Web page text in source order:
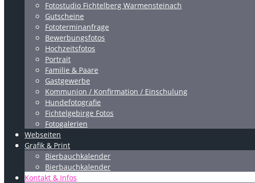
Fotostudio Fichtelberg Warmensteinach
Gutscheine
Fototerminanfrage
Bewerbungsfotos
Hochzeitsfotos
Portrait
Familie & Paare
Gastgewerbe
Kommunion / Konfirmation / Einschulung
Hundefotografie
Fichtelgebirge Fotos
Fotogalerien
Webseiten
Grafik & Print
Bierbauchkalender
Bierbauchkalender
Kontakt & Infos